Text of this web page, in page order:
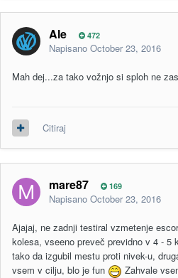
Ale 472
Napisano October 23, 2016
Mah dej...za tako vožnjo si sploh ne
Citiraj
mare87 169
Napisano October 23, 2016
Ajajaj, ne zadnji testiral vzmetenje
kolesa, vseeno preveč previdno v 4 - 5
tako da izgubil mestu proti nivek-u,
vsem v cilju, blo je fun
Zahvale